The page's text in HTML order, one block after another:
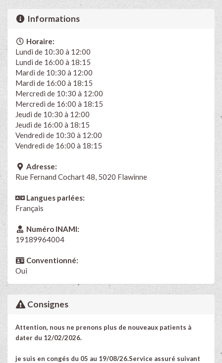
Informations
Horaire:
Lundi de 10:30 à 12:00
Lundi de 16:00 à 18:15
Mardi de 10:30 à 12:00
Mardi de 16:00 à 18:15
Mercredi de 10:30 à 12:00
Mercredi de 16:00 à 18:15
Jeudi de 10:30 à 12:00
Jeudi de 16:00 à 18:15
Vendredi de 10:30 à 12:00
Vendredi de 16:00 à 18:15
Adresse:
Rue Fernand Cochart 48, 5020 Flawinne
Langues parlées:
Français
Numéro INAMI:
19189964004
Conventionné:
Oui
Consignes
Attention, nous ne prenons plus de nouveaux patients à
dater du 12/02/2026.
je suis en congés du 05 au 19/08/26.Service assuré suivant